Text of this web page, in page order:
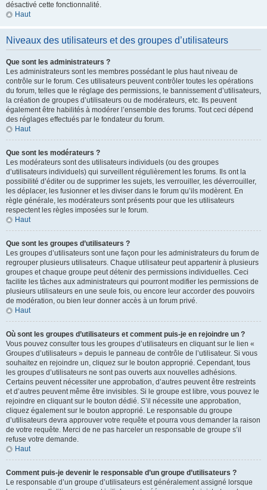
désactivé cette fonctionnalité.
Haut
Niveaux des utilisateurs et des groupes d’utilisateurs
Que sont les administrateurs ?
Les administrateurs sont les membres possédant le plus haut niveau de
contrôle sur le forum. Ces utilisateurs peuvent contrôler toutes les opérations
du forum, telles que le réglage des permissions, le bannissement d’utilisateurs,
la création de groupes d’utilisateurs ou de modérateurs, etc. Ils peuvent
également être habilités à modérer l’ensemble des forums. Tout ceci dépend
des réglages effectués par le fondateur du forum.
Haut
Que sont les modérateurs ?
Les modérateurs sont des utilisateurs individuels (ou des groupes
d’utilisateurs individuels) qui surveillent régulièrement les forums. Ils ont la
possibilité d’éditer ou de supprimer les sujets, les verrouiller, les déverrouiller,
les déplacer, les fusionner et les diviser dans le forum qu’ils modèrent. En
règle générale, les modérateurs sont présents pour que les utilisateurs
respectent les règles imposées sur le forum.
Haut
Que sont les groupes d’utilisateurs ?
Les groupes d’utilisateurs sont une façon pour les administrateurs du forum de
regrouper plusieurs utilisateurs. Chaque utilisateur peut appartenir à plusieurs
groupes et chaque groupe peut détenir des permissions individuelles. Ceci
facilite les tâches aux administrateurs qui pourront modifier les permissions de
plusieurs utilisateurs en une seule fois, ou encore leur accorder des pouvoirs
de modération, ou bien leur donner accès à un forum privé.
Haut
Où sont les groupes d’utilisateurs et comment puis-je en rejoindre un ?
Vous pouvez consulter tous les groupes d’utilisateurs en cliquant sur le lien «
Groupes d’utilisateurs » depuis le panneau de contrôle de l’utilisateur. Si vous
souhaitez en rejoindre un, cliquez sur le bouton approprié. Cependant, tous
les groupes d’utilisateurs ne sont pas ouverts aux nouvelles adhésions.
Certains peuvent nécessiter une approbation, d’autres peuvent être restreints
et d’autres peuvent même être invisibles. Si le groupe est libre, vous pouvez le
rejoindre en cliquant sur le bouton dédié. S’il nécessite une approbation,
cliquez également sur le bouton approprié. Le responsable du groupe
d’utilisateurs devra approuver votre requête et pourra vous demander la raison
de votre requête. Merci de ne pas harceler un responsable de groupe s’il
refuse votre demande.
Haut
Comment puis-je devenir le responsable d’un groupe d’utilisateurs ?
Le responsable d’un groupe d’utilisateurs est généralement assigné lorsque